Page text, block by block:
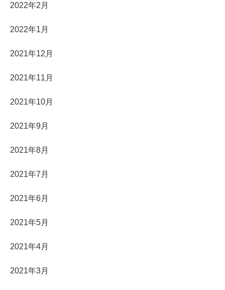
2022年2月
2022年1月
2021年12月
2021年11月
2021年10月
2021年9月
2021年8月
2021年7月
2021年6月
2021年5月
2021年4月
2021年3月